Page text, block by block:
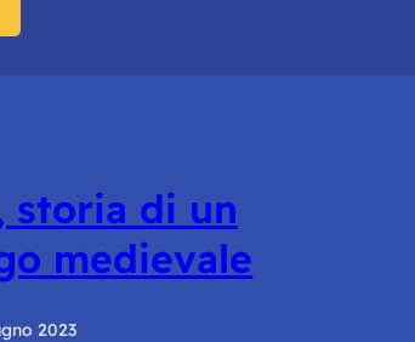
storia di un
medievale
2023